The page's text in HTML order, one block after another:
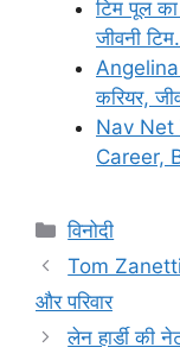
टिम पूल
जीवनी
करियर,
Nav Net
Career,
Categories
विनोदी
Tom Zanetti
और परिवार
लेन हार्डी की